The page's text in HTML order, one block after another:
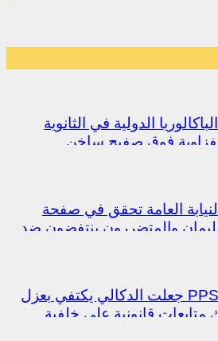
الدولية في الثانوية
فوق صفيح ساخن
العامة تحقق في صفحة
والمتضررون ينتفضون ضد
الشرطة
هل الرفاقية في PPS جعلت الدكالي يكتفي بعزل
قانونية على خلفية
بمندوبية سيدي سليمان